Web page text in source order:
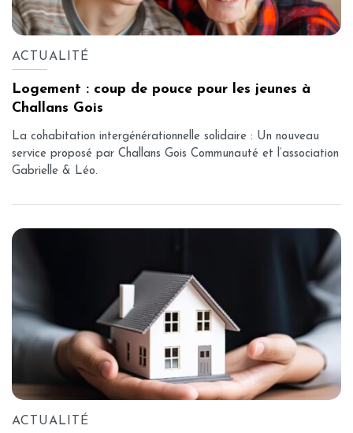
ACTUALITÉ
Logement : coup de pouce pour les jeunes à
Challans Gois
La cohabitation intergénérationnelle solidaire : Un nouveau
service proposé par Challans Gois Communauté et l’association
Gabrielle & Léo.
ACTUALITÉ